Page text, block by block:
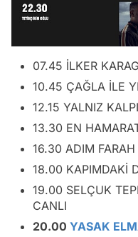
07.45 İLKER
10.45 ÇAĞLA İLE
12.15 YALNIZ
13.30 EN
16.30 ADIM FARAH
18.00 KAPIMDAKİ
19.00 SELÇUK
CANLI
20.00 YASAK